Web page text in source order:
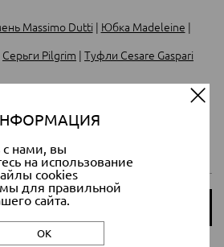
Massimo Dutti| Юбка Madeleine |
Серьги Pilgrim | Туфли Cesare Gaspari
Туфли
Ralph Lauren |
ещё >>
с нами, вы
на использование
cookies
для правильной
сайта.
ОК